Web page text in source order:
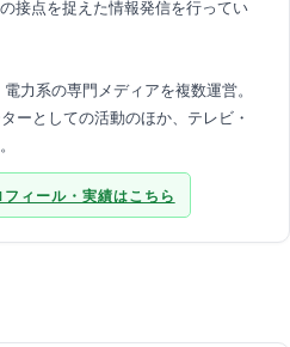
接点を捉えた情報発信を行ってい
力系の専門メディアを複数運営。
ーとしての活動のほか、テレビ・
ィール・実績はこちら